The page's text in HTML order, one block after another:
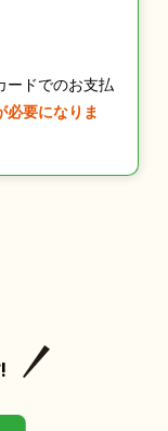
ードでのお支払
必要になりま